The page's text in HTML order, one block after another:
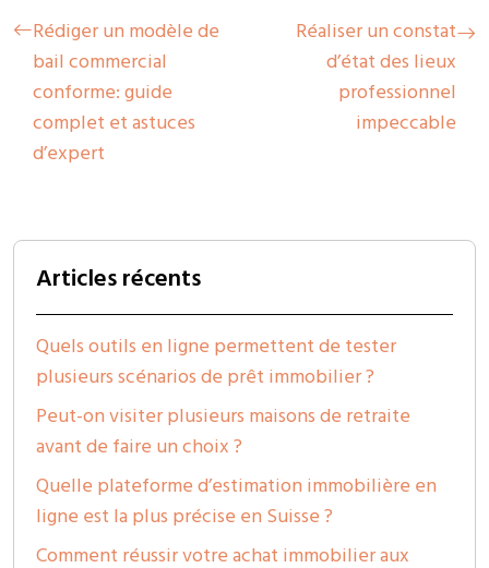
Rédiger un modèle de
bail commercial
conforme: guide
complet et astuces
d’expert
Réaliser un constat
d’état des lieux
professionnel
impeccable
Articles récents
Quels outils en ligne permettent de tester
plusieurs scénarios de prêt immobilier ?
Peut-on visiter plusieurs maisons de retraite
avant de faire un choix ?
Quelle plateforme d’estimation immobilière en
ligne est la plus précise en Suisse ?
Comment réussir votre achat immobilier aux